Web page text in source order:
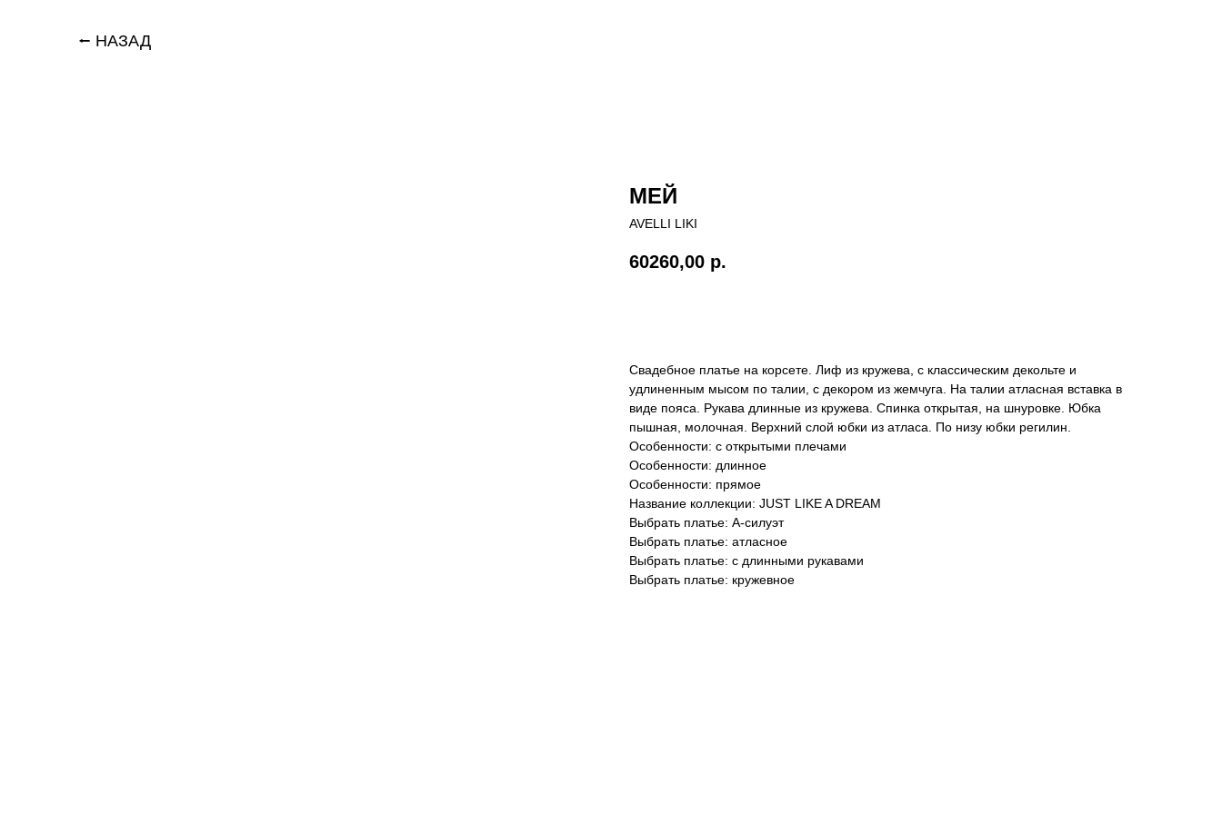
⭠ НАЗАД
МЕЙ
AVELLI LIKI
60260,00 р.
Свадебное платье на корсете. Лиф из кружева, с классическим декольте и
удлиненным мысом по талии, с декором из жемчуга. На талии атласная вставка в
виде пояса. Рукава длинные из кружева. Спинка открытая, на шнуровке. Юбка
пышная, молочная. Верхний слой юбки из атласа. По низу юбки регилин.
Особенности: с открытыми плечами
Особенности: длинное
Особенности: прямое
Название коллекции: JUST LIKE A DREAM
Выбрать платье: А-силуэт
Выбрать платье: атласное
Выбрать платье: с длинными рукавами
Выбрать платье: кружевное